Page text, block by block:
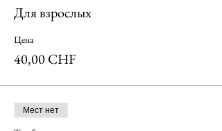
Родилась в Одессе в театральной семье. Уже в
государственном театре кукол. В 1991 году
уехала жить в Нидерланды, где вместе со своим
мужем Джилиан Диердорп основала театр”
звукооператор. Учился в Gerrit Ritveld Academie в
Amsterdam.
Для взрослых
Цена
40,00 CHF
Мест нет